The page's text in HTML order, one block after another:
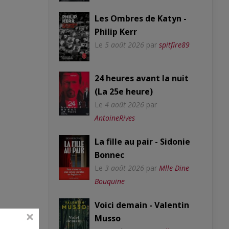
Les Ombres de Katyn -
Philip Kerr
Le 5 août 2026 par spitfire89
24 heures avant la nuit
(La 25e heure)
Le 4 août 2026 par
AntoineRives
La fille au pair - Sidonie
Bonnec
Le 3 août 2026 par Mlle Dine
Bouquine
Voici demain - Valentin
Musso